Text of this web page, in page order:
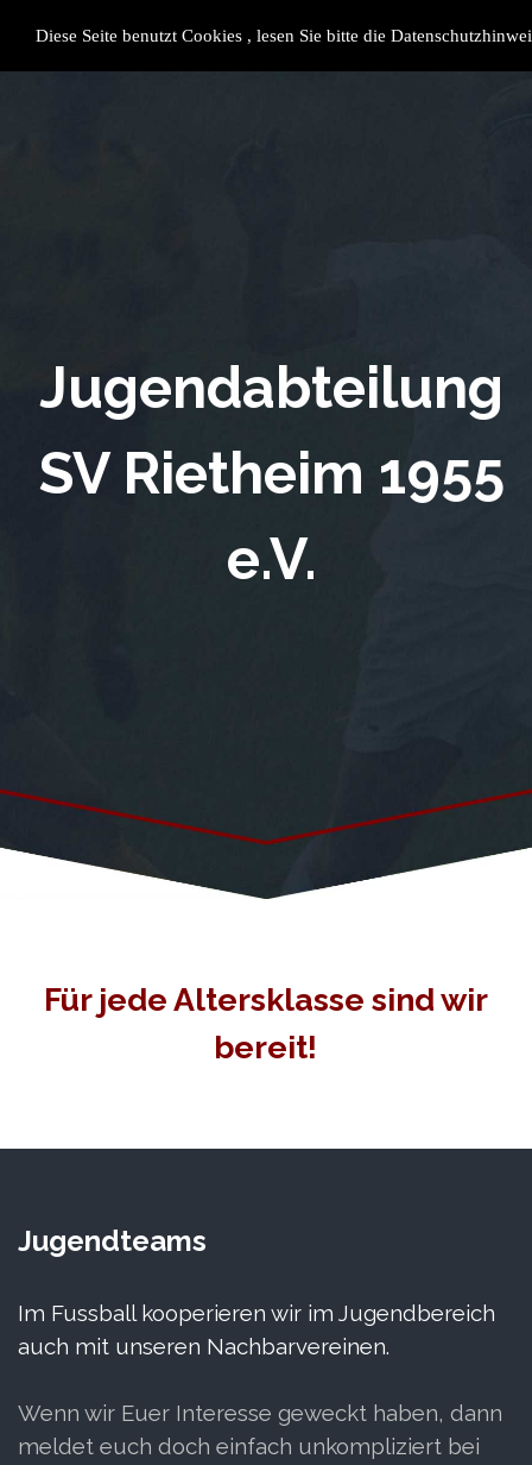
Diese Seite benutzt Cookies , lesen Sie bitte die Shop
Jugendabteilung
SV Rietheim 1955
e.V.
Für jede Altersklasse sind wir
bereit!
Jugendteams
Im Fussball kooperieren wir im Jugendbereich
auch mit unseren Nachbarvereinen.
Wenn wir Euer Interesse geweckt haben, dann
meldet euch doch einfach unkompliziert bei